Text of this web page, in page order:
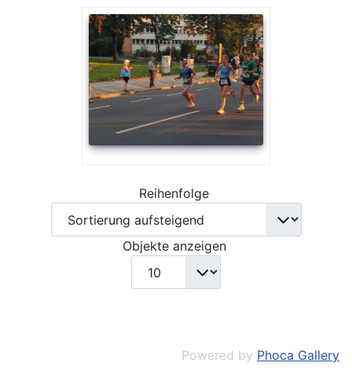
Reihenfolge
Objekte anzeigen
Powered by Phoca Gallery